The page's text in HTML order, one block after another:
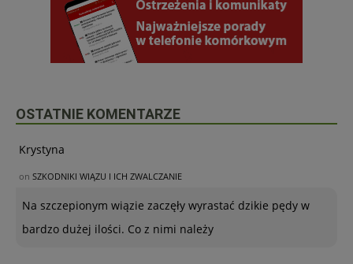
OSTATNIE KOMENTARZE
Krystyna
on SZKODNIKI WIĄZU I ICH ZWALCZANIE
Na szczepionym wiązie zaczęły wyrastać dzikie pędy w
bardzo dużej ilości. Co z nimi należy